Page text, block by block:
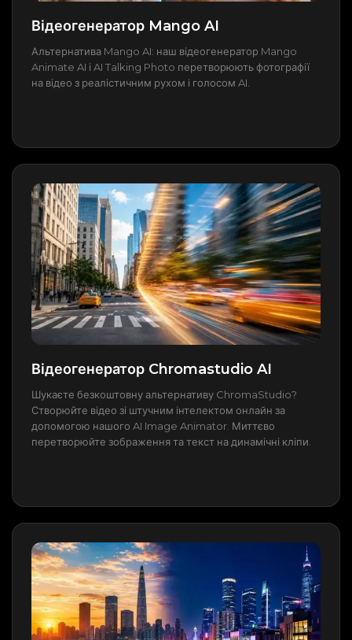
Відеогенератор Mango AI
Альтернатива Mango AI: наш відеогенератор Mango
Animate AI і AI Talking Photo перетворюють фотографії
на відео з реалістичним рухом і голосом AI.
Відеогенератор Chromastudio AI
Шукаєте безкоштовну альтернативу ChromaStudio?
Створюйте відео зі штучним інтелектом онлайн за
допомогою нашого AI Image Animator. Миттєво
перетворюйте зображення та текст на динамічні кліпи.